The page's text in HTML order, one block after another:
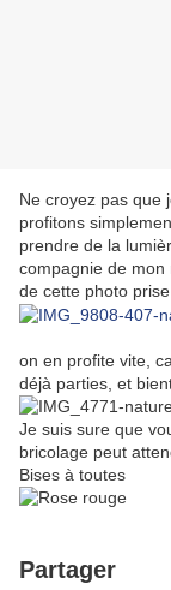
Ne croyez pas que
profitons
prendre de la
compagnie de
de cette photo
on en profite vite,
déjà parties, et
Je suis sure que
bricolage peut
Bises à toutes
Partager